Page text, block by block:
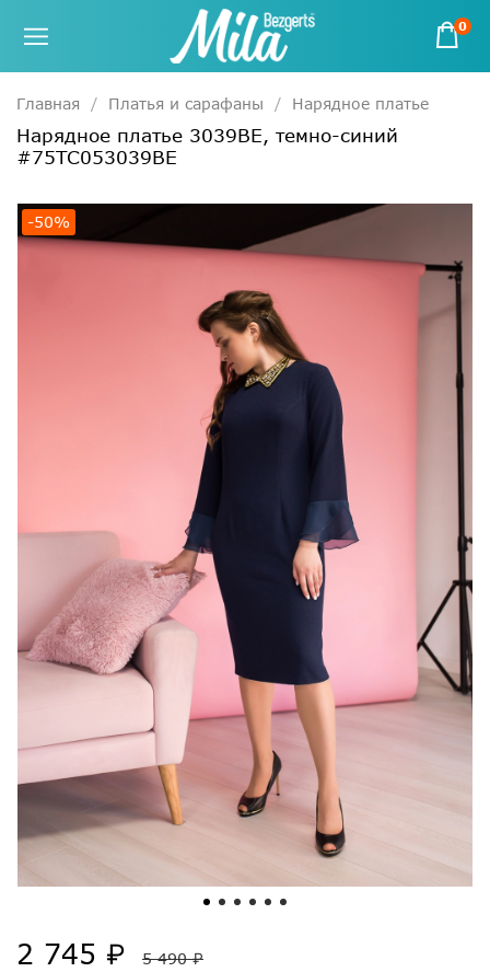
0
Главная Платья и сарафаны Нарядное платье
Нарядное платье 3039ВЕ, темно-синий
#75ТС053039ВЕ
-50%
2 745 ₽ 5 490 ₽